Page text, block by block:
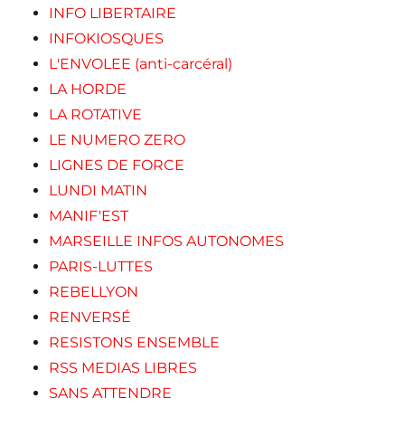
INFO LIBERTAIRE
INFOKIOSQUES
L'ENVOLEE (anti-carcéral)
LA HORDE
LA ROTATIVE
LE NUMERO ZERO
LIGNES DE FORCE
LUNDI MATIN
MANIF'EST
MARSEILLE INFOS AUTONOMES
PARIS-LUTTES
REBELLYON
RENVERSÉ
RESISTONS ENSEMBLE
RSS MEDIAS LIBRES
SANS ATTENDRE